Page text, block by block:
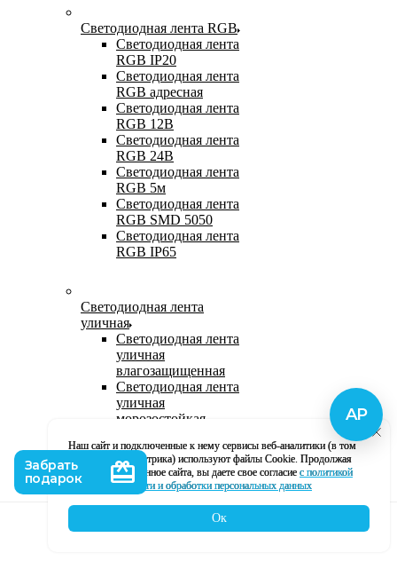
Светодиодная лента RGB
Светодиодная лента
RGB IP20
Светодиодная лента
RGB адресная
Светодиодная лента
RGB 12В
Светодиодная лента
RGB 24В
Светодиодная лента
RGB 5м
Светодиодная лента
RGB SMD 5050
Светодиодная лента
RGB IP65
Светодиодная лента
уличная
Светодиодная лента
уличная
влагозащищенная
Светодиодная лента
уличная
морозостойкая
светодиодная лента
220В
Светодиодная лента
уличная в силиконе
Наш сайт и подключенные к нему сервисы веб-аналитики (в том
числе, Яндекс Метрика) используют файлы Cookie. Продолжая
использование данное сайта, вы даете свое согласие с политикой
кофиденциальности и обработки персональных данных
Ок